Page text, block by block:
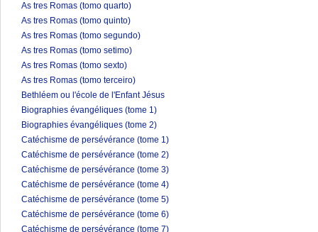
As tres Romas (tomo quarto)
As tres Romas (tomo quinto)
As tres Romas (tomo segundo)
As tres Romas (tomo setimo)
As tres Romas (tomo sexto)
As tres Romas (tomo terceiro)
Bethléem ou l'école de l'Enfant Jésus
Biographies évangéliques (tome 1)
Biographies évangéliques (tome 2)
Catéchisme de persévérance (tome 1)
Catéchisme de persévérance (tome 2)
Catéchisme de persévérance (tome 3)
Catéchisme de persévérance (tome 4)
Catéchisme de persévérance (tome 5)
Catéchisme de persévérance (tome 6)
Catéchisme de persévérance (tome 7)